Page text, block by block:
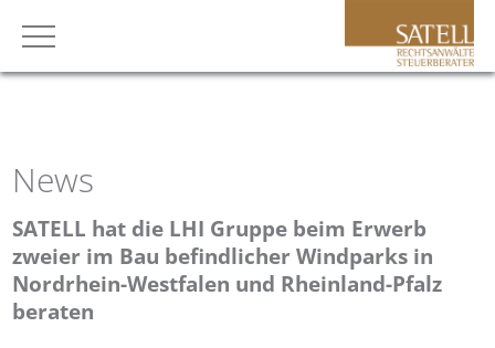
News
SATELL hat die LHI Gruppe beim Erwerb
zweier im Bau befindlicher Windparks in
Nordrhein-Westfalen und Rheinland-Pfalz
beraten